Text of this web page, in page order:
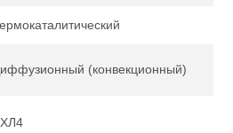
(конвекционный)